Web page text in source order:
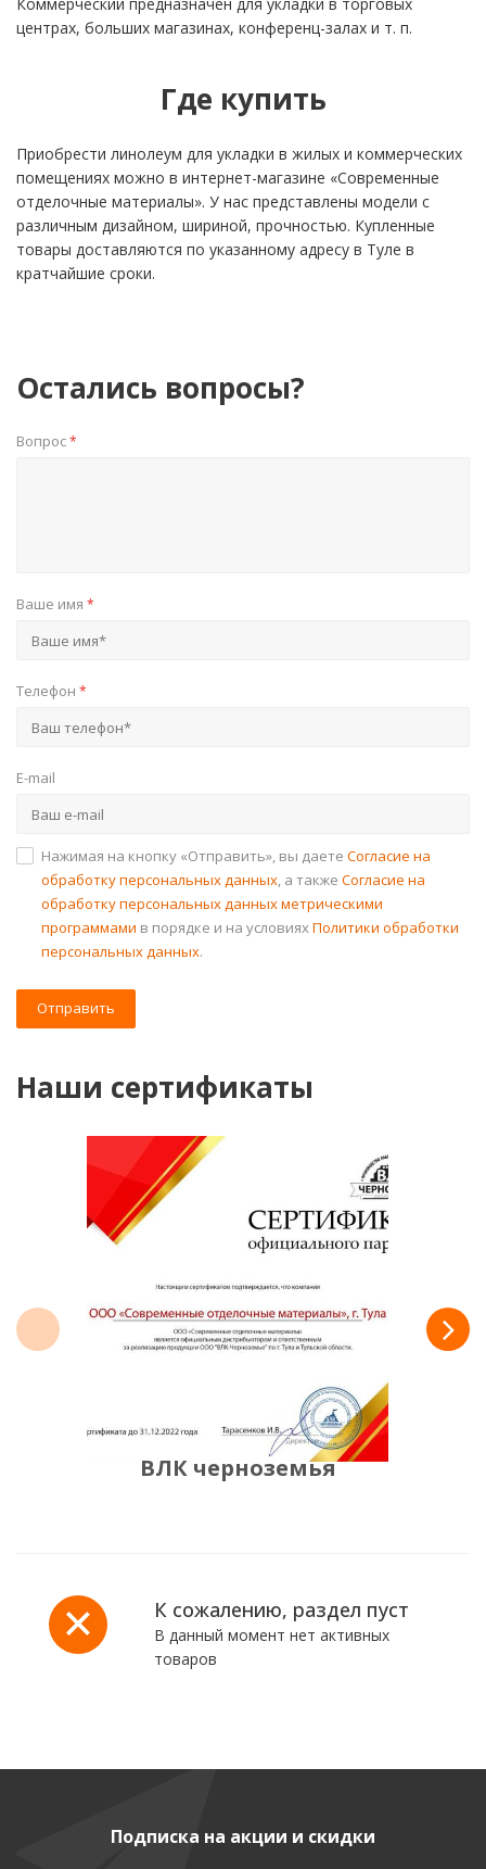
центрах, больших магазинах, конференц-залах и т. п.
Где купить
Приобрести линолеум для укладки в жилых и коммерческих
помещениях можно в интернет-магазине «Современные
отделочные материалы». У нас представлены модели с
различным дизайном, шириной, прочностью. Купленные
товары доставляются по указанному адресу в Туле в
кратчайшие сроки.
Остались вопросы?
Вопрос*
Ваше имя *
Телефон *
E-mail
Нажимая на кнопку «Отправить», вы даете Согласие на
обработку персональных данных, а также Согласие на
обработку персональных данных метрическими
программами в порядке и на условияхПолитики обработки
персональных данных.
Отправить
Наши сертификаты
ВЛК черноземья
К сожалению, раздел пуст
В данный момент нет активных
товаров
Подписка на акции и скидки